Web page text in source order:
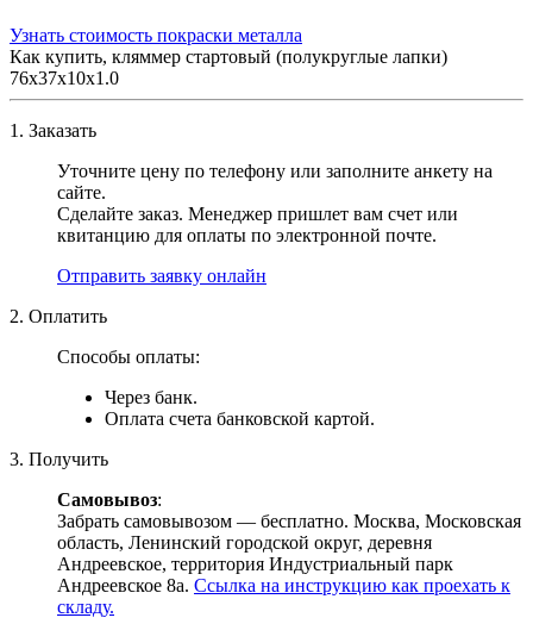
Узнать стоимость покраски металла
Как купить, кляммер стартовый (полукруглые лапки)
76х37х10x1.0
1. Заказать
Уточните цену по телефону или заполните анкету на
сайте.
Сделайте заказ. Менеджер пришлет вам счет или
квитанцию для оплаты по электронной почте.
Отправить заявку онлайн
2. Оплатить
Способы оплаты:
Через банк.
Оплата счета банковской картой.
3. Получить
Самовывоз:
Забрать самовывозом — бесплатно. Москва, Московская
область, Ленинский городской округ, деревня
Андреевское, территория Индустриальный парк
Андреевское 8а. Ссылка на инструкцию как проехать к
складу.